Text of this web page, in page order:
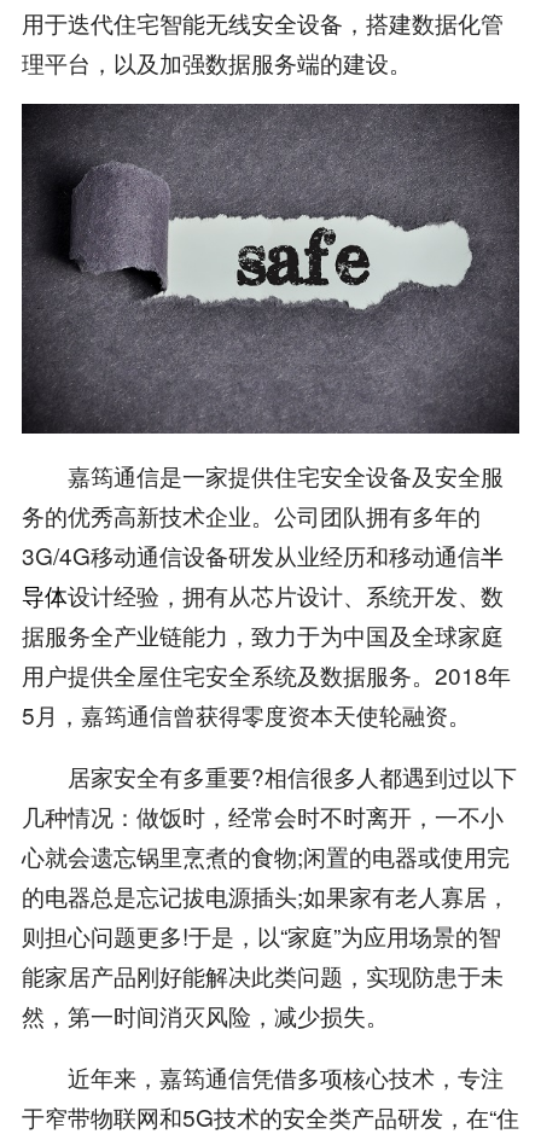
用于迭代住宅智能无线安全设备，搭建数据化管
理平台，以及加强数据服务端的建设。
嘉筠通信是一家提供住宅安全设备及安全服
务的优秀高新技术企业。公司团队拥有多年的
3G/4G移动通信设备研发从业经历和移动通信半
导体设计经验，拥有从芯片设计、系统开发、数
据服务全产业链能力，致力于为中国及全球家庭
用户提供全屋住宅安全系统及数据服务。2018年
5月，嘉筠通信曾获得零度资本天使轮融资。
居家安全有多重要?相信很多人都遇到过以下
几种情况：做饭时，经常会时不时离开，一不小
心就会遗忘锅里烹煮的食物;闲置的电器或使用完
的电器总是忘记拔电源插头;如果家有老人寡居，
则担心问题更多!于是，以“家庭”为应用场景的智
能家居产品刚好能解决此类问题，实现防患于未
然，第一时间消灭风险，减少损失。
近年来，嘉筠通信凭借多项核心技术，专注
于窄带物联网和5G技术的安全类产品研发，在“住